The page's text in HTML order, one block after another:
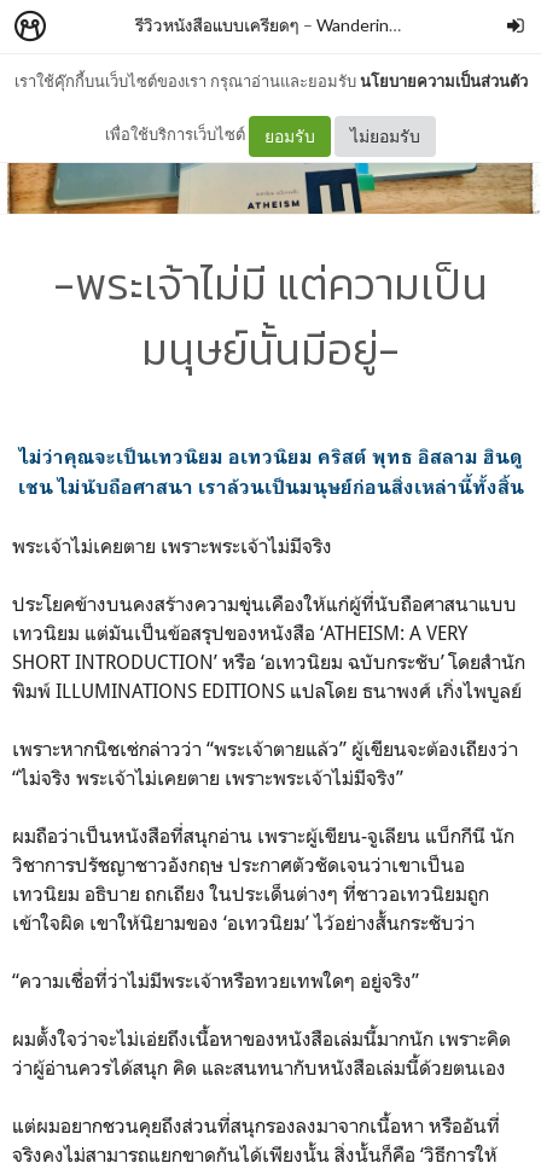
เราใช้คุ๊กกี้บนเว็บไซต์ของเรา กรุณาอ่านและยอมรับนโยบายความเป็นส่วนตัว
เพื่อใช้บริการเว็บไซต์ ยอมรับ ไม่ยอมรับ
รีวิวหนังสือแบบเครียดๆ – WanderingBook
-พระเจ้าไม่มี แต่ความเป็น
มนุษย์นั้นมีอยู่-
ไม่ว่าคุณจะเป็นเทวนิยม อเทวนิยม คริสต์ พุทธ อิสลาม ฮินดู
เชน ไม่นับถือศาสนา เราล้วนเป็นมนุษย์ก่อนสิ่งเหล่านี้ทั้งสิ้น
พระเจ้าไม่เคยตาย เพราะพระเจ้าไม่มีจริง
ประโยคข้างบนคงสร้างความขุ่นเคืองให้แก่ผู้ที่นับถือศาสนาแบบ
เทวนิยม แต่มันเป็นข้อสรุปของหนังสือ ‘ATHEISM: A VERY
SHORT INTRODUCTION’ หรือ ‘อเทวนิยม ฉบับกระชับ’ โดยสำนัก
พิมพ์ ILLUMINATIONS EDITIONS แปลโดย ธนาพงศ์ เกิ่งไพบูลย์
เพราะหากนิชเช่กล่าวว่า “พระเจ้าตายแล้ว” ผู้เขียนจะต้องเถียงว่า
“ไม่จริง พระเจ้าไม่เคยตาย เพราะพระเจ้าไม่มีจริง”
ผมถือว่าเป็นหนังสือที่สนุกอ่าน เพราะผู้เขียน-จูเลียน แบ็กกีนี นัก
วิชาการปรัชญาชาวอังกฤษ ประกาศตัวชัดเจนว่าเขาเป็นอ
เทวนิยม อธิบาย ถกเถียง ในประเด็นต่างๆ ที่ชาวอเทวนิยมถูก
เข้าใจผิด เขาให้นิยามของ ‘อเทวนิยม’ ไว้อย่างสั้นกระชับว่า
“ความเชื่อที่ว่าไม่มีพระเจ้าหรือทวยเทพใดๆ อยู่จริง”
ผมตั้งใจว่าจะไม่เอ่ยถึงเนื้อหาของหนังสือเล่มนี้มากนัก เพราะคิด
ว่าผู้อ่านควรได้สนุก คิด และสนทนากับหนังสือเล่มนี้ด้วยตนเอง
แต่ผมอยากชวนคุยถึงส่วนที่สนุกรองลงมาจากเนื้อหา หรืออันที่
จริงคงไม่สามารถแยกขาดกันได้เพียงนั้น สิ่งนั้นก็คือ ‘วิธีการให้